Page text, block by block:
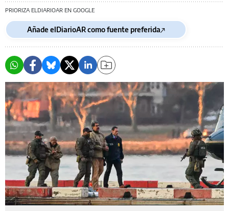
PRIORIZA ELDIARIOAR EN GOOGLE
Añade elDiarioAR como fuente preferida